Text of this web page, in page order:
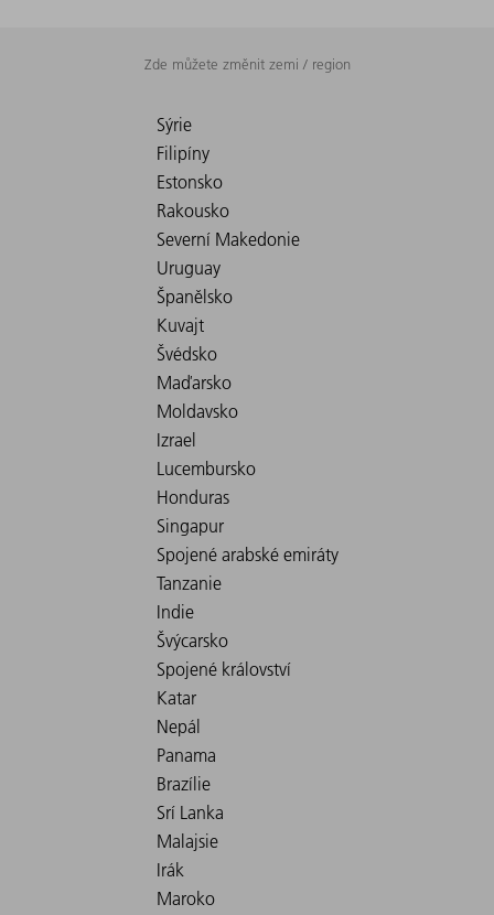
Zde můžete změnit zemi / region